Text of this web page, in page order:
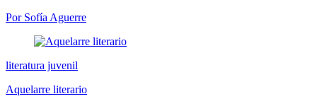
Por Sofía Aguerre
literatura juvenil
Aquelarre literario